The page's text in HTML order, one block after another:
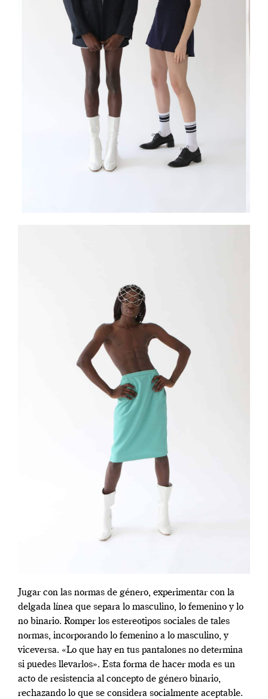
Jugar con las normas de género, experimentar con la
delgada línea que separa lo masculino, lo femenino y lo
no binario. Romper los estereotipos sociales de tales
normas, incorporando lo femenino a lo masculino, y
viceversa. «Lo que hay en tus pantalones no determina
si puedes llevarlos». Esta forma de hacer moda es un
acto de resistencia al concepto de género binario,
rechazando lo que se considera socialmente aceptable.